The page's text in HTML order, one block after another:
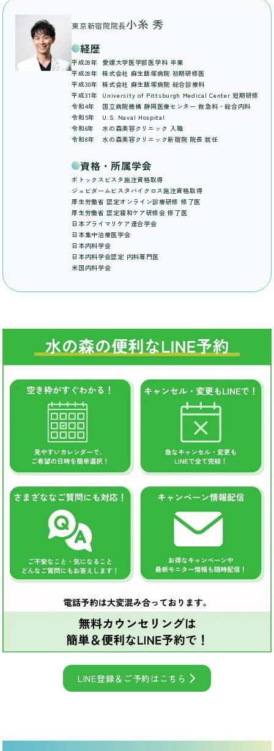
東京新宿院院長小糸 秀
経歴
平成28年
愛媛大学医学部医学科 卒業
平成28年
株式会社 麻生飯塚病院 初期研修医
平成30年
株式会社 麻生飯塚病院 総合診療科
平成31年
University of Pittsburgh Medical Center 短期研修
令和4年
国立病院機構 静岡医療センター 救急科・総合内科
令和5年
U.S. Naval Hospital
令和6年
水の森美容クリニック 入職
令和8年
水の森美容クリニック新宿院 院長 就任
資格・所属学会
ボトックスビスタ施注資格取得
ジュビダームビスタバイクロス施注資格取得
厚生労働省 認定オンライン診療研修 修了医
厚生労働省 認定緩和ケア研修会 修了医
日本プライマリケア連合学会
日本集中治療医学会
日本内科学会
日本内科学会認定 内科専門医
米国内科学会
LINE登録＆ご予約はこちら